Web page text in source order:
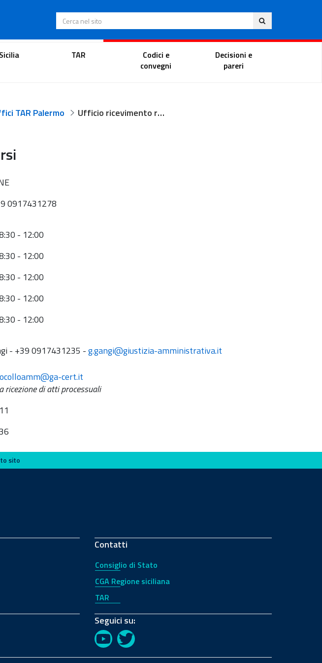
Ita
Cerca nel sito
Portale del magistrato
TAR
Codici e
convegni
Decisioni e
pareri
TAR Palermo Ufficio ricevimento ricorsi
0917431278
- 12:00
- 12:00
- 12:00
- 12:00
- 12:00
- +39 0917431235 -g.gangi@giustizia-amministrativa.it
cert.it
ricezione di atti processuali
sito
Contatti
Consiglio di Stato
CGA Regione siciliana
TAR
Seguici su:
YouTubeTwitter